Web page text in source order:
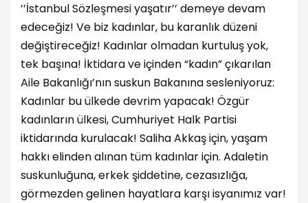
’’İstanbul Sözleşmesi yaşatır’’ demeye devam
edeceğiz! Ve biz kadınlar, bu karanlık düzeni
değiştireceğiz! Kadınlar olmadan kurtuluş yok,
tek başına! İktidara ve içinden “kadın” çıkarılan
Aile Bakanlığı’nın suskun Bakanına sesleniyoruz:
Kadınlar bu ülkede devrim yapacak! Özgür
kadınların ülkesi, Cumhuriyet Halk Partisi
iktidarında kurulacak! Saliha Akkaş için, yaşam
hakkı elinden alınan tüm kadınlar için. Adaletin
suskunluğuna, erkek şiddetine, cezasızlığa,
görmezden gelinen hayatlara karşı isyanımız var!